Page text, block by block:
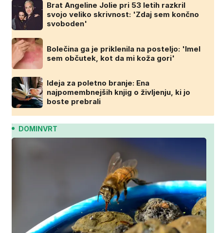
Brat Angeline Jolie pri 53 letih razkril
svojo veliko skrivnost: 'Zdaj sem končno
svoboden'
Bolečina ga je priklenila na posteljo: 'Imel
sem občutek, kot da mi koža gori'
Ideja za poletno branje: Ena
najpomembnejših knjig o življenju, ki jo
boste prebrali
DOMINVRT